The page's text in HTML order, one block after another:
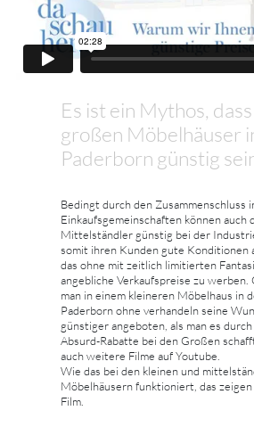
Es ist ein Mythos,
großen Möbelhäuser
Paderborn günstig
Bedingt durch den Zusammenschluss
Einkaufsgemeinschaften können auch
Mittelständler günstig bei der
somit ihren Kunden gute Konditionen
das ohne mit zeitlich limitierten
angebliche Verkaufspreise zu werben.
man in einem kleineren Möbelhaus in
Paderborn ohne verhandeln seine
günstiger angeboten, als man es
Absurd-Rabatte bei den Großen
auch weitere Filme auf Youtube.
Wie das bei den kleinen und
Möbelhäusern funktioniert, das
Film.